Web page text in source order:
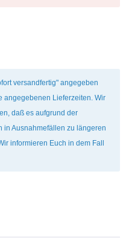
versandfertig" angegeben
angegebenen Lieferzeiten. Wir
daß es aufgrund der
in Ausnahmefällen zu längeren
informieren Euch in dem Fall